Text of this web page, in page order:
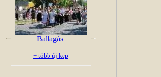
Ballagás.
+ több új kép